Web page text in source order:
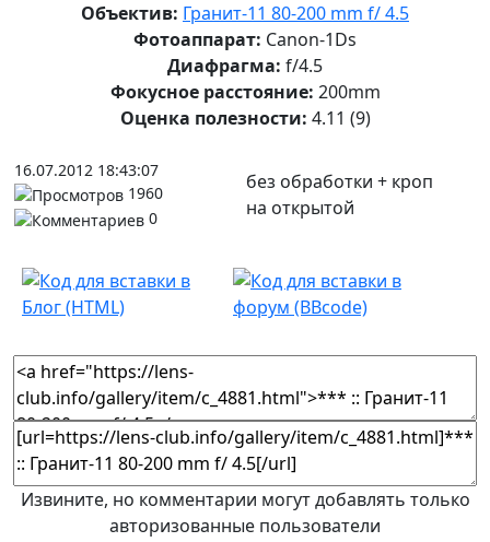
Объектив: Гранит-11 80-200 mm f/ 4.5
Фотоаппарат: Canon-1Ds
Диафрагма: f/4.5
Фокусное расстояние: 200mm
Оценка полезности: 4.11 (9)
16.07.2012 18:43:07
1960
0
без обработки + кроп
на открытой
Извините, но комментарии могут добавлять только
авторизованные пользователи